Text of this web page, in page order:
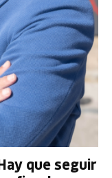
que seguir